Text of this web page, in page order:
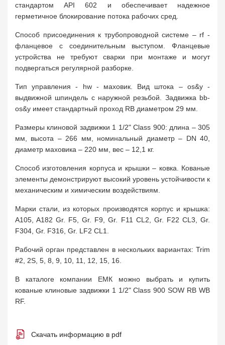
стандартом API 602 и обеспечивает надежное
герметичное блокирование потока рабочих сред.
Способ присоединения к трубопроводной системе – rf -
фланцевое с соединительным выступом. Фланцевые
устройства не требуют сварки при монтаже и могут
подвергаться регулярной разборке.
Тип управления - hw - маховик. Вид штока – os&y -
выдвижной шпиндель с наружной резьбой. Задвижка bb-
os&y имеет стандартный проход RB диаметром 29 мм.
Размеры клиновой задвижки 1 1/2" Class 900: длина – 305
мм, высота – 266 мм, номинальный диаметр – DN 40,
диаметр маховика – 220 мм, вес – 12,1 кг.
Способ изготовления корпуса и крышки – ковка. Кованые
элементы демонстрируют высокий уровень устойчивости к
механическим и химическим воздействиям.
Марки стали, из которых производятся корпус и крышка:
A105, A182 Gr. F5, Gr. F9, Gr. F11 CL2, Gr. F22 CL3, Gr.
F304, Gr. F316, Gr. LF2 CL1.
Рабочий орган представлен в нескольких вариантах: Trim
#2, 2S, 5, 8, 9, 10, 11, 12, 15, 16.
В каталоге компании ЕМК можно выбрать и купить
кованые клиновые задвижки 1 1/2" Class 900 SOW RB WB
RF.
Скачать информацию в pdf